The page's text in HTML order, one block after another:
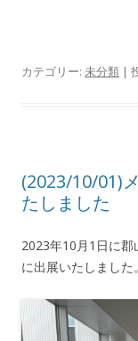
カテゴリー: 未分類 |
(2023/10/01)
たしました
2023年10月1日に
に出展いたしました。